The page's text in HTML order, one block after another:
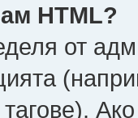
HTML?
от